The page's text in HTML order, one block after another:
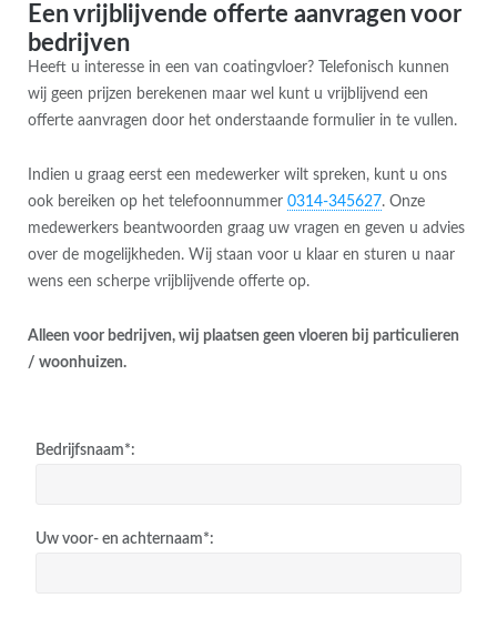
Een vrijblijvende offerte aanvragen voor
bedrijven
Heeft u interesse in een van coatingvloer? Telefonisch kunnen
wij geen prijzen berekenen maar wel kunt u vrijblijvend een
offerte aanvragen door het onderstaande formulier in te vullen.
Indien u graag eerst een medewerker wilt spreken, kunt u ons
ook bereiken op het telefoonnummer 0314-345627. Onze
medewerkers beantwoorden graag uw vragen en geven u advies
over de mogelijkheden. Wij staan voor u klaar en sturen u naar
wens een scherpe vrijblijvende offerte op.
Alleen voor bedrijven, wij plaatsen geen vloeren bij particulieren
/ woonhuizen.
Bedrijfsnaam*:
Uw voor- en achternaam*: